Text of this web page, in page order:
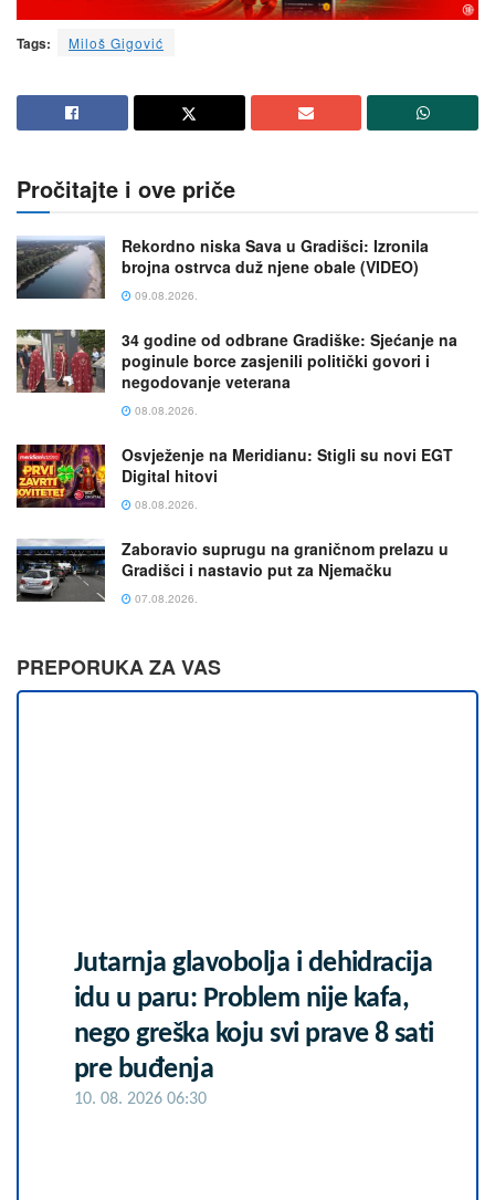
Tags: Miloš Gigović
Pročitajte i ove priče
Rekordno niska Sava u Gradišci: Izronila
brojna ostrvca duž njene obale (VIDEO)
09.08.2026.
34 godine od odbrane Gradiške: Sjećanje na
poginule borce zasjenili politički govori i
negodovanje veterana
08.08.2026.
Osvježenje na Meridianu: Stigli su novi EGT
Digital hitovi
08.08.2026.
Zaboravio suprugu na graničnom prelazu u
Gradišci i nastavio put za Njemačku
07.08.2026.
PREPORUKA ZA VAS
Jutarnja glavobolja i dehidracija
idu u paru: Problem nije kafa,
nego greška koju svi prave 8 sati
pre buđenja
10. 08. 2026 06:30